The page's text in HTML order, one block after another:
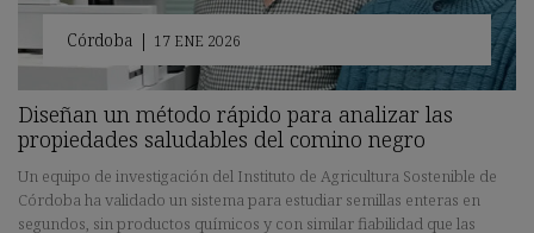
Córdoba | 17 ENE 2026
Diseñan un método rápido para analizar las
propiedades saludables del comino negro
Un equipo de investigación del Instituto de Agricultura Sostenible de
Córdoba ha validado un sistema para estudiar semillas enteras en
segundos, sin productos químicos y con similar fiabilidad que las